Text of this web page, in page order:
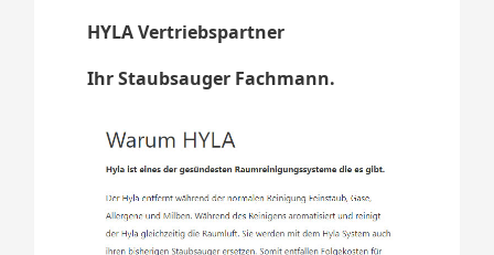
HYLA Vertriebspartner
Ihr Staubsauger Fachmann.